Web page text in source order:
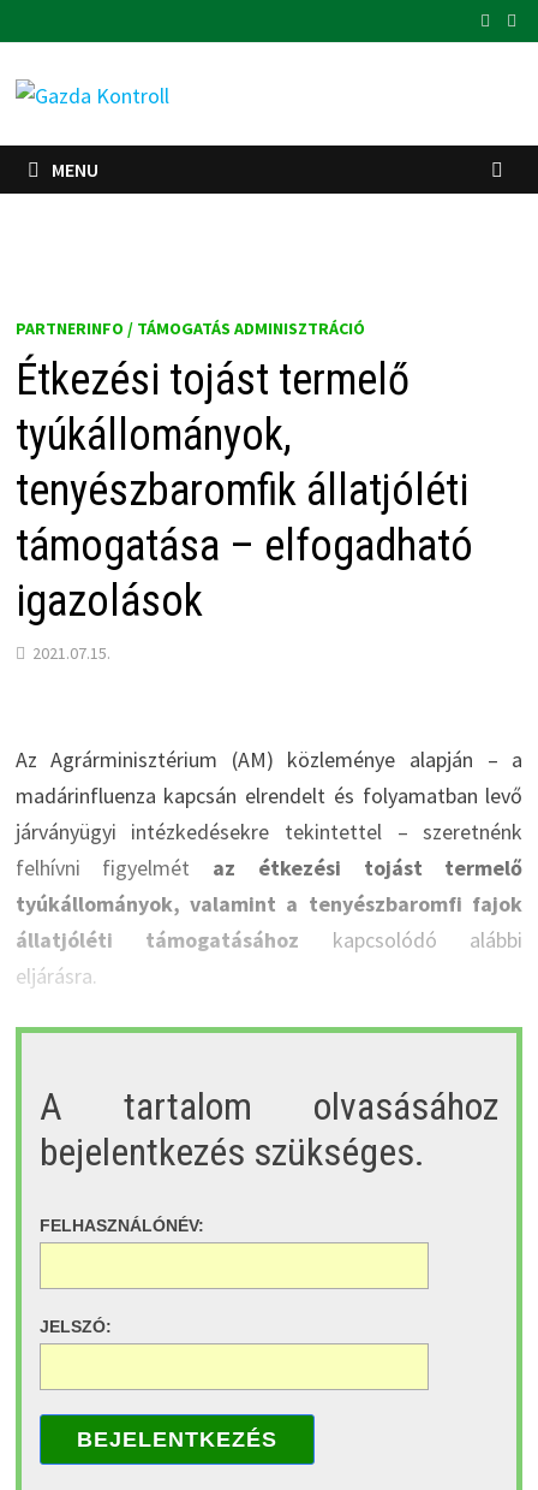
to
content
MENU
PARTNERINFO / TÁMOGATÁS ADMINISZTRÁCIÓ
Étkezési tojást termelő
tyúkállományok,
tenyészbaromfik állatjóléti
támogatása – elfogadható
igazolások
2021.07.15.
Az Agrárminisztérium (AM) közleménye alapján – a
madárinfluenza kapcsán elrendelt és folyamatban levő
járványügyi intézkedésekre tekintettel – szeretnénk
felhívni figyelmét az étkezési tojást termelő
tyúkállományok, valamint a tenyészbaromfi fajok
állatjóléti támogatásához kapcsolódó alábbi
eljárásra.
A tartalom olvasásához
bejelentkezés szükséges.
FELHASZNÁLÓNÉV:
JELSZÓ:
BEJELENTKEZÉS